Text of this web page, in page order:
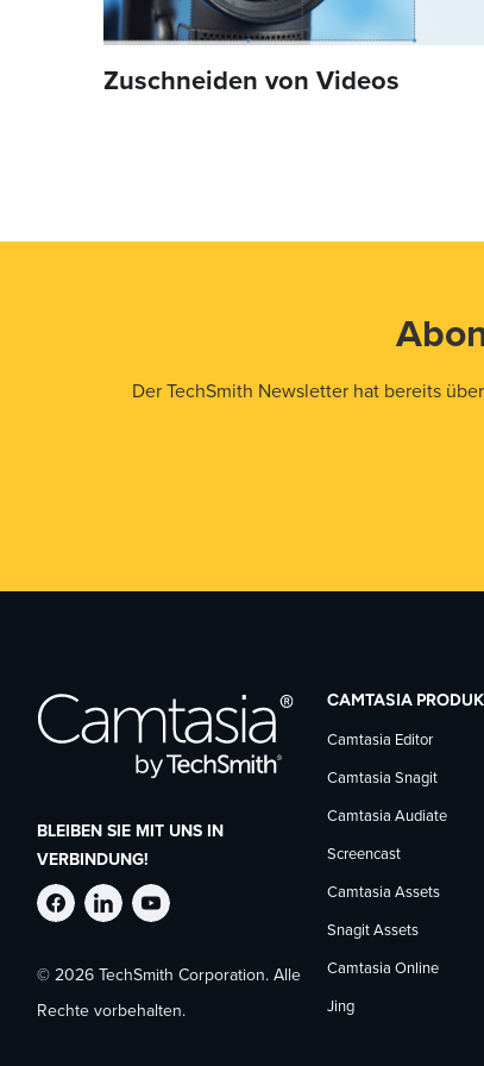
Zuschneiden von Videos
Der TechSmith Newsletter hat bereits
BLEIBEN SIE MIT UNS IN
VERBINDUNG!
TechSmith
auf
TechSmith
auf
TechSmith
auf
© 2026 TechSmith Corporation. Alle
Rechte vorbehalten.
CAMTASIA
Camtasia Editor
Camtasia Snagit
Camtasia Audiate
Screencast
Camtasia Assets
Snagit Assets
Camtasia Online
Jing